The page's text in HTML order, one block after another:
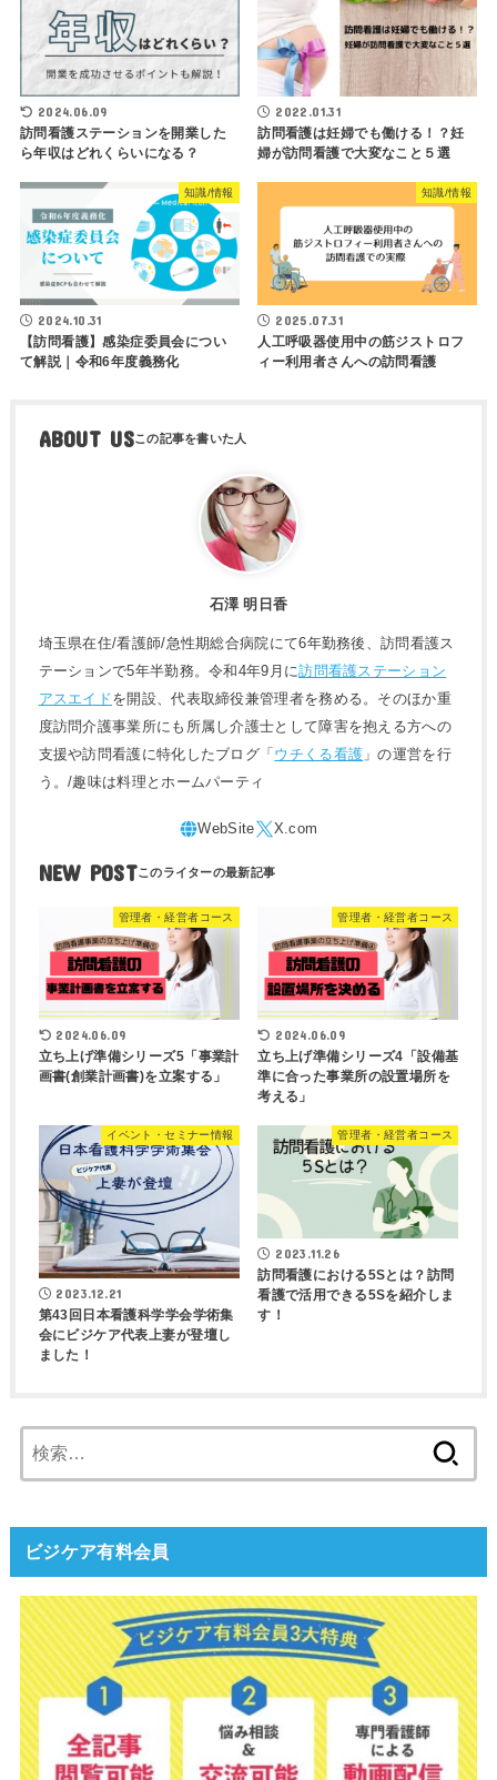
2024.06.09
訪問看護ステーションを開業した
ら年収はどれくらいになる？
2022.01.31
訪問看護は妊婦でも働ける！？妊
婦が訪問看護で大変なこと５選
知識/情報
2024.10.31
【訪問看護】感染症委員会につい
て解説｜令和6年度義務化
知識/情報
2025.07.31
人工呼吸器使用中の筋ジストロフ
ィー利用者さんへの訪問看護
ABOUT US
石澤 明日香
埼玉県在住/看護師/急性期総合病院にて6年勤務後、訪問看護ス
テーションで5年半勤務。令和4年9月に訪問看護ステーション
アスエイドを開設、代表取締役兼管理者を務める。そのほか重
度訪問介護事業所にも所属し介護士として障害を抱える方への
支援や訪問看護に特化したブログ「 ウチくる看護 」の運営を行
う。/趣味は料理とホームパーティ
NEW POST
管理者・経営者コース
2024.06.09
立ち上げ準備シリーズ5「事業計
画書(創業計画書)を立案する」
管理者・経営者コース
2024.06.09
立ち上げ準備シリーズ4「設備基
準に合った事業所の設置場所を
考える」
イベント・セミナー情報
2023.12.21
第43回日本看護科学学会学術集
会にビジケア代表上妻が登壇し
ました！
管理者・経営者コース
2023.11.26
訪問看護における5Sとは？訪問
看護で活用できる5Sを紹介しま
す！
索:
ビジケア有料会員